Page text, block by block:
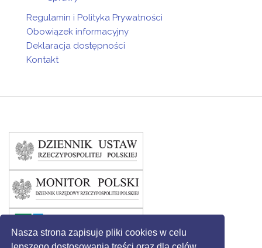
Nasza strona zapisuje pliki cookies w celu
Regulamin i Polityka Prywatności
Obowiązek informacyjny
Deklaracja dostępności
Kontakt